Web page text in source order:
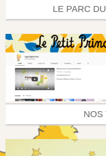
LE PARC
NOS